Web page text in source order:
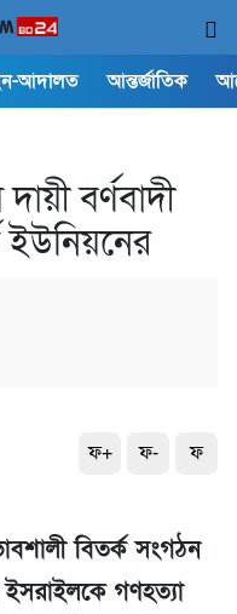
আদালত আন্তর্জাতিক
বর্ণবাদী
ইউনিয়নের
ফ+ ফ- ফ
বিতর্ক সংগঠন
গণহত্যা